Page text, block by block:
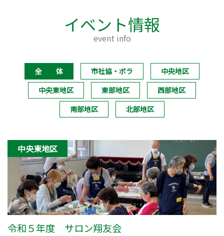
イベント情報
event info
全 体 市社協・ボラ
中央地区
中央東地区
東部地区
西部地区
南部地区
北部地区
中央東地区
令和５年度 サロン翔友会